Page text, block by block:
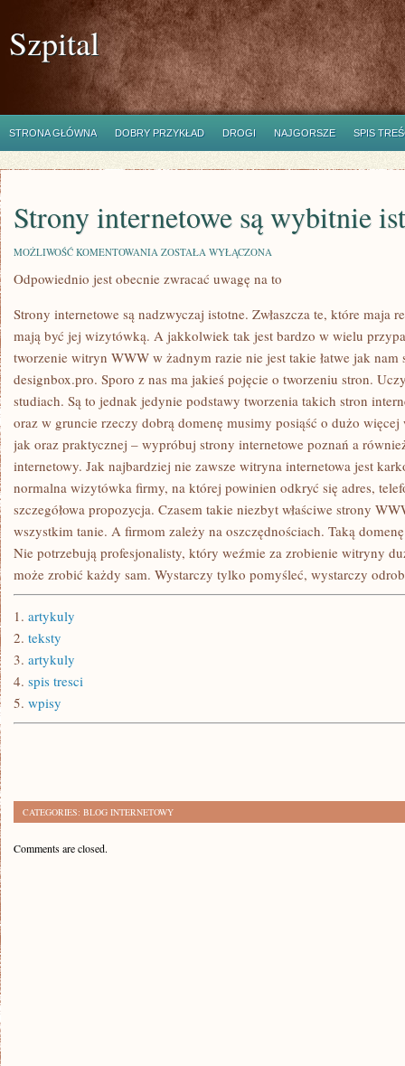
Szpital
STRONA GŁÓWNA DOBRY PRZYKŁAD DROGI NAJGORSZE SPIS
Strony internetowe są wybitnie
MOŻLIWOŚĆ KOMENTOWANIA STRONY
SĄ
ZOSTAŁA WYŁĄCZONA
Odpowiednio jest obecnie zwracać uwagę na to
Strony internetowe są nadzwyczaj istotne. Zwłaszcza te, które maja
mają być jej wizytówką. A jakkolwiek tak jest bardzo w wielu
tworzenie witryn WWW w żadnym razie nie jest takie łatwe jak
designbox.pro. Sporo z nas ma jakieś pojęcie o tworzeniu stron.
studiach. Są to jednak jedynie podstawy tworzenia takich stron
oraz w gruncie rzeczy dobrą domenę musimy posiąść o dużo
jak oraz praktycznej – wypróbuj strony internetowe poznań a
internetowy. Jak najbardziej nie zawsze witryna internetowa jest
normalna wizytówka firmy, na której powinien odkryć się adres,
szczegółowa propozycja. Czasem takie niezbyt właściwe strony
wszystkim tanie. A firmom zależy na oszczędnościach. Taką
Nie potrzebują profesjonalisty, który weźmie za zrobienie witryny
może zrobić każdy sam. Wystarczy tylko pomyśleć, wystarczy
1. artykuly
2. teksty
3. artykuly
4. spis tresci
5. wpisy
CATEGORIES: BLOG INTERNETOWY
Comments are closed.